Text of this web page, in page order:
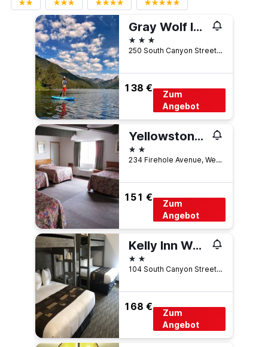
Gray Wolf Inn & Suites
3 Sterne
250 South Canyon Street, West Yellowstone, MT, USA
138 €
Zum
Angebot
Yellowstone Country Inn
2 Sterne
234 Firehole Avenue, West Yellowstone, MT, USA
151 €
Zum
Angebot
Kelly Inn West Yellowstone
2 Sterne
104 South Canyon Street, West Yellowstone, MT, USA
168 €
Zum
Angebot